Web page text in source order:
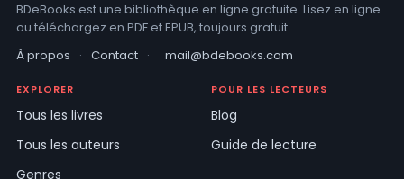
BDeBooks est une bibliothèque en ligne gratuite. Lisez en ligne
ou téléchargez en PDF et EPUB, toujours gratuit.
À propos
· Contact · mail@bdebooks.com
EXPLORER
Tous les livres
Tous les auteurs
Genres
POUR LES LECTEURS
Blog
Guide de lecture